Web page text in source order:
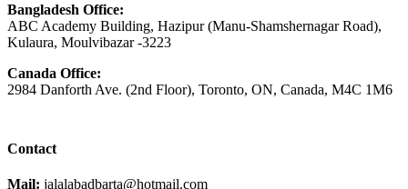
Bangladesh Office:
ABC Academy Building, Hazipur (Manu-Shamshernagar Road),
Kulaura, Moulvibazar -3223
Canada Office:
2984 Danforth Ave. (2nd Floor), Toronto, ON, Canada, M4C 1M6
Contact
Mail: jalalabadbarta@hotmail.com